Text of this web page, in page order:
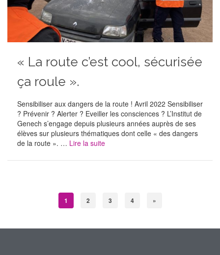
« La route c’est cool, sécurisée
ça roule ».
Sensibiliser aux dangers de la route ! Avril 2022 Sensibiliser
? Prévenir ? Alerter ? Eveiller les consciences ? L’Institut de
Genech s’engage depuis plusieurs années auprès de ses
élèves sur plusieurs thématiques dont celle « des dangers
de la route ». … Lire la suite
1 2 3 4 »